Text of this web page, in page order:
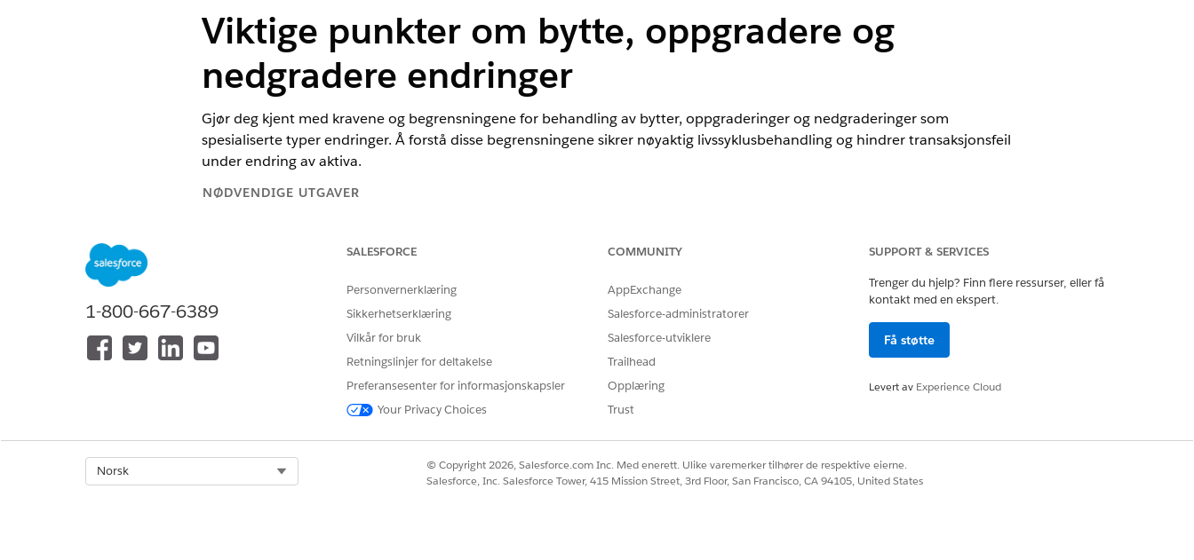
Viktige punkter om bytte, oppgradere og
nedgradere endringer
Gjør deg kjent med kravene og begrensningene for behandling av bytter, oppgraderinger og nedgraderinger som
spesialiserte typer endringer. Å forstå disse begrensningene sikrer nøyaktig livssyklusbehandling og hindrer transaksjonsfeil
under endring av aktiva.
NØDVENDIGE UTGAVER
Transaksjonsbehandling er aktivert
Endringsrestriksjoner og kompatibilitet
Se gjennom disse viktige begrensningene før du behandler en bytte-, oppgraderings- eller nedgraderingstransaksjon.
Produktbegrensninger: Du kan ikke bytte, oppgradere eller nedgradere følgende aktivumtyper
Ramp- eller gruppe-rampaktiva.
Utløpte aktiva.
Bruksbaserte aktiva.
1-800-667-6389
SALESFORCE
Personvernerklæring
Sikkerhetserklæring
Vilkår for bruk
Retningslinjer for deltakelse
Preferansesenter for informasjonskapsler
Your Privacy Choices
COMMUNITY
AppExchange
Salesforce-administratorer
Salesforce-utviklere
Trailhead
Opplæring
Trust
SUPPORT & SERVICES
Trenger du hjelp? Finn flere ressurser, eller få
kontakt med en ekspert.
Få støtte
Levert av Experience Cloud
Norsk
© Copyright 2026, Salesforce.com Inc. Med enerett. Ulike varemerker tilhører de respektive eierne.
Salesforce, Inc. Salesforce Tower, 415 Mission Street, 3rd Floor, San Francisco, CA 94105, United States